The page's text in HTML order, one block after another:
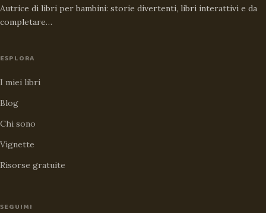
Autrice di libri per bambini: storie divertenti, libri interattivi e da
completare…
ESPLORA
I miei libri
Blog
Chi sono
Vignette
Risorse gratuite
SEGUIMI